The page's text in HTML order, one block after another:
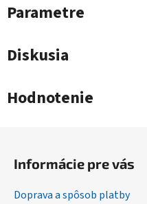
Parametre
Diskusia
Hodnotenie
Informácie pre vás
Doprava a spôsob platby